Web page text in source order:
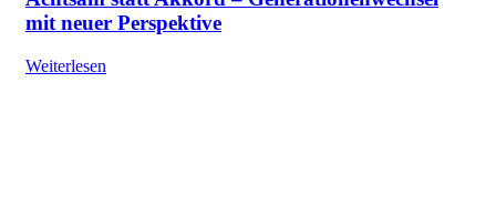
mit neuer Perspektive
Weiterlesen